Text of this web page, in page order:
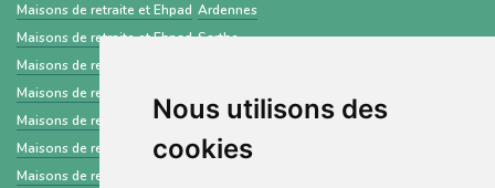
Nous utilisons des
cookies
Maisons de retraite et Ehpad Ardennes
Maisons de retraite et Ehpad Sarthe
Maisons de retraite et Ehpad
Maisons de retraite et Ehpad
Maisons de retraite et Ehpad Marne
Maisons de retraite et Ehpad Haute-Loire
Maisons de retraite et Ehpad